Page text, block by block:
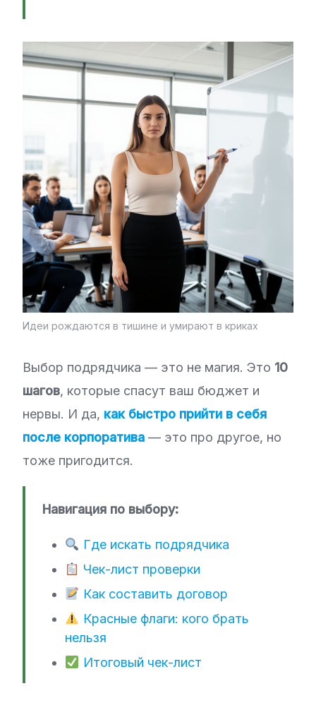
Идеи рождаются в тишине и умирают в криках
Выбор подрядчика — это не магия. Это 10
шагов, которые спасут ваш бюджет и
нервы. И да, как быстро прийти в себя
после корпоратива — это про другое, но
тоже пригодится.
Навигация по выбору:
Где искать подрядчика
Чек-лист проверки
Как составить договор
Красные флаги: кого брать
нельзя
Итоговый чек-лист